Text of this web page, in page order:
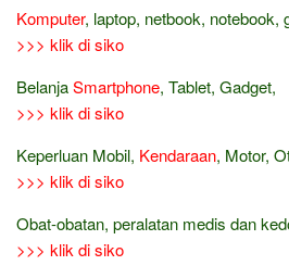
Komputer, laptop, netbook, notebook,
>>> klik di siko
BelanjaSmartphone, Tablet, Gadget,
>>> klik di siko
Keperluan Mobil, Kendaraan, Motor,
>>> klik di siko
Obat-obatan, peralatan medis dan
>>> klik di siko